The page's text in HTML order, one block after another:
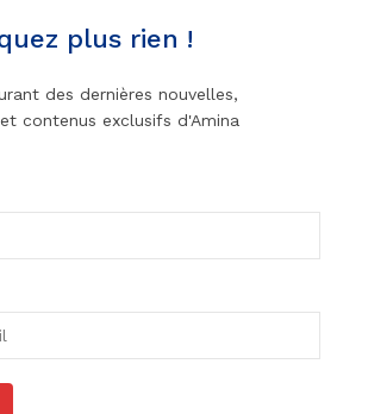
purement commerciale.
Article précédent
remporte le César du
plus rien !
des dernières nouvelles,
contenus exclusifs d'Amina